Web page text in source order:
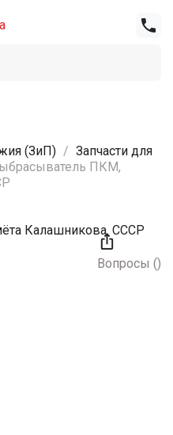

(ЗиП)
Запчасти для
ПКМ,

Вопросы ()